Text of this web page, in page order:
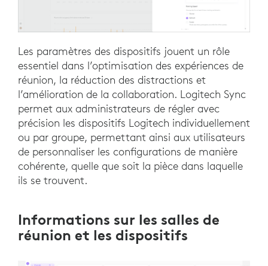
Les paramètres des dispositifs jouent un rôle
essentiel dans l’optimisation des expériences de
réunion, la réduction des distractions et
l’amélioration de la collaboration. Logitech Sync
permet aux administrateurs de régler avec
précision les dispositifs Logitech individuellement
ou par groupe, permettant ainsi aux utilisateurs
de personnaliser les configurations de manière
cohérente, quelle que soit la pièce dans laquelle
ils se trouvent.
Informations sur les salles de
réunion et les dispositifs